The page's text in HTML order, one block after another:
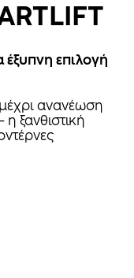
έξυπνη επιλογή
ανανέωση
ξανθιστική